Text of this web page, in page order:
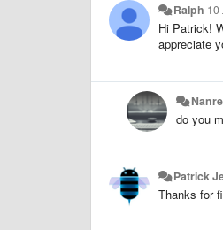
Ralph 10
Hi Patrick!
appreciate
do you
Patrick
Thanks for